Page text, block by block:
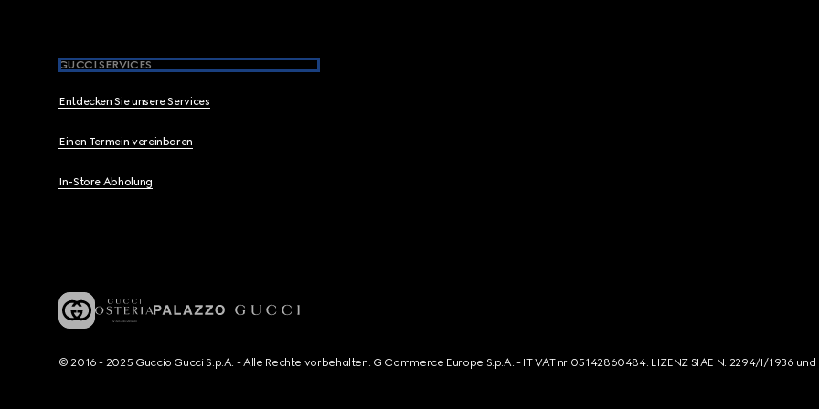
GUCCI SERVICES
Entdecken Sie unsere Services
Einen Termein vereinbaren
In-Store Abholung
© 2016 - 2025 Guccio Gucci S.p.A. - Alle Rechte vorbehalten. G Commerce Europe S.p.A. - IT VAT nr 05142860484. LIZENZ SIAE N. 2294/I/1936